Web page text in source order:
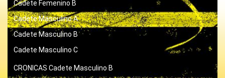
Cadete Femenino B
Cadete Masculino A
Cadete Masculino B
Cadete Masculino C
CRONICAS Cadete Masculino B